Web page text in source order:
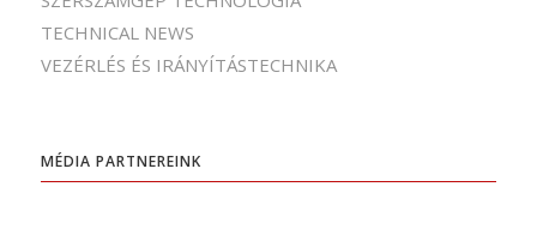
TECHNICAL NEWS
VEZÉRLÉS ÉS IRÁNYÍTÁSTECHNIKA
MÉDIA PARTNEREINK